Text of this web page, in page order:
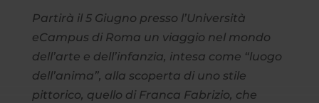
Partirà il 5 Giugno presso l’Università
eCampus di Roma un viaggio nel mondo
dell’arte e dell’infanzia, intesa come “luogo
dell’anima”, alla scoperta di uno stile
pittorico, quello di Franca Fabrizio, che